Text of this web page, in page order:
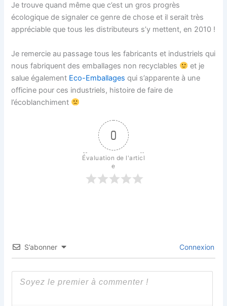
Je trouve quand même que c’est un gros progrès
écologique de signaler ce genre de chose et il serait très
appréciable que tous les distributeurs s’y mettent, en 2010 !
Je remercie au passage tous les fabricants et industriels qui
nous fabriquent des emballages non recyclables
et je
salue également Eco-Emballages qui s’apparente à une
officine pour ces industriels, histoire de faire de
l’écoblanchiment
0
Évaluation de l'articl
e
S’abonner Connexion